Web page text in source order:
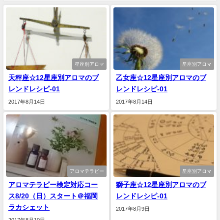
星座別アロマ
天秤座☆12星座別アロマのブ
レンドレシピ-01
2017年8月14日
星座別アロマ
乙女座☆12星座別アロマのブ
レンドレシピ-01
2017年8月14日
アロマテラピー
アロマテラピー検定対応コー
ス8/20（日）スタート＠福岡
ラカシェット
星座別アロマ
獅子座☆12星座別アロマのブ
レンドレシピ-01
2017年8月9日